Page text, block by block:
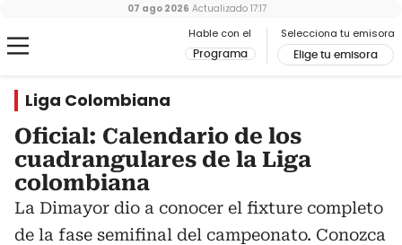
Hable con el
Programa
Selecciona tu emisora
Elige tu emisora
07 ago 2026 Actualizado 17:17
Liga Colombiana
Oficial: Calendario de los
cuadrangulares de la Liga
colombiana
La Dimayor dio a conocer el fixture completo
de la fase semifinal del campeonato. Conozca